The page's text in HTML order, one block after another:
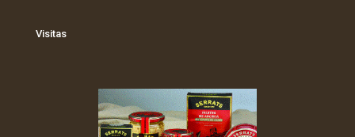
Visitas